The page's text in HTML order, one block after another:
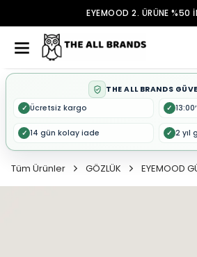
EYEMOOD 2. ÜRÜNE %50
THE ALL BRANDS
✓ Ücretsiz kargo ✓
✓ 14 gün kolay iade ✓ 2 yıl
Tüm Ürünler GÖZLÜK EYEMOOD